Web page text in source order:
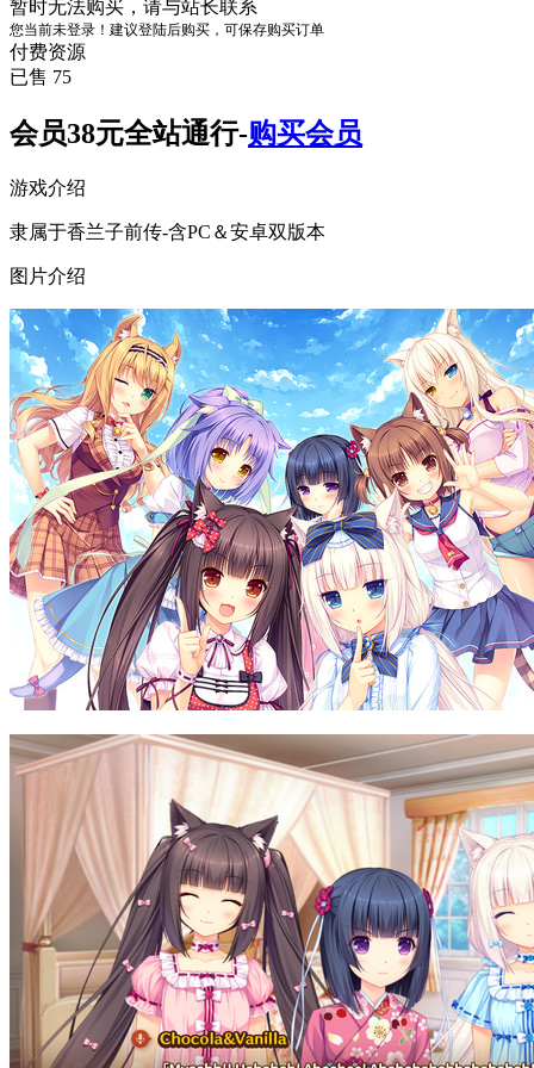
暂时无法购买，请与站长联系
您当前未登录！建议登陆后购买，可保存购买订单
付费资源
已售 75
会员38元全站通行-购买会员
游戏介绍
隶属于香兰子前传-含PC＆安卓双版本
图片介绍